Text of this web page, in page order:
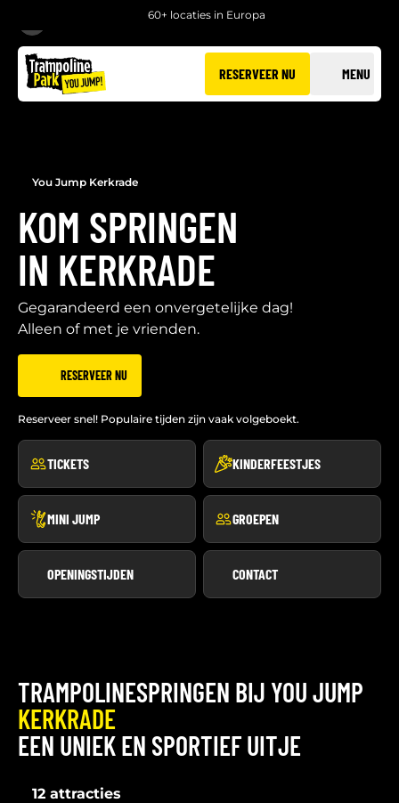
60+ locaties in Europa
RESERVEER NU MENU
You Jump Kerkrade
KOM SPRINGEN
IN KERKRADE
Gegarandeerd een onvergetelijke dag!
Alleen of met je vrienden.
RESERVEER NU
Reserveer snel! Populaire tijden zijn vaak volgeboekt.
TICKETS KINDERFEESTJES
MINI JUMP GROEPEN
OPENINGSTIJDEN CONTACT
TRAMPOLINESPRINGEN BIJ YOU JUMP
KERKRADE
EEN UNIEK EN SPORTIEF UITJE
12 attracties